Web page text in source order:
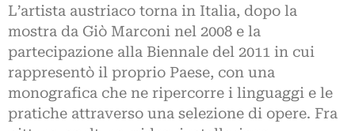
L’artista austriaco torna in Italia, dopo la
mostra da Giò Marconi nel 2008 e la
partecipazione alla Biennale del 2011 in cui
rappresentò il proprio Paese, con una
monografica che ne ripercorre i linguaggi e le
pratiche attraverso una selezione di opere. Fra